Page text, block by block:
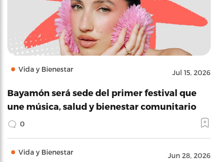
Vida y Bienestar Jul 15, 2026
Bayamón será sede del primer festival que
une música, salud y bienestar comunitario
0
Vida y Bienestar Jun 28, 2026